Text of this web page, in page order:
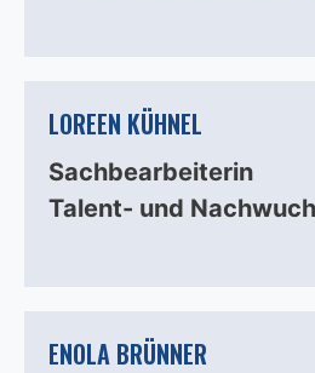
LOREEN KÜHNEL
Sachbearbeiterin
Talent- und
ENOLA BRÜNNER